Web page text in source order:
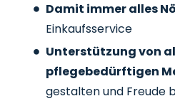
Damit immer alles
Einkaufsservice
Unterstützung von
pflegebedürftigen
gestalten und Freude